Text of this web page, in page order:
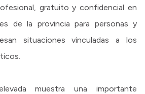
gratuito y confidencial en
de la provincia para personas y
situaciones vinculadas a los
muestra una importante